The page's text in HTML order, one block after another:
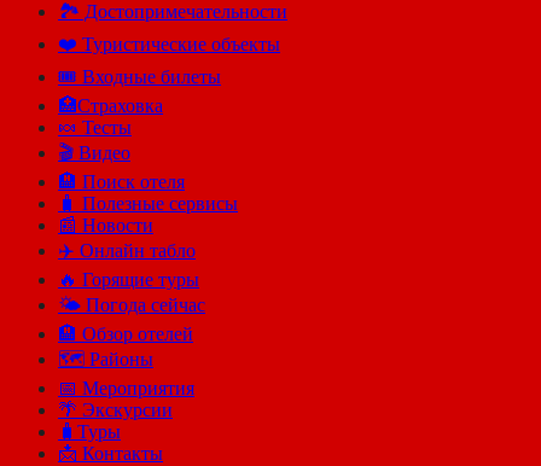
🏞️ Достопримечательности
❤️ Туристические объекты
🎟️ Входные билеты
🏥Страховка
🍬 Тесты
🎬 Видео
🏨 Поиск отеля
🧳 Полезные сервисы
📰 Новости
✈️ Онлайн табло
🔥 Горящие туры
🌤️ Погода сейчас
🏨 Обзор отелей
🗺 Районы
📅 Мероприятия
🌴 Экскурсии
🧳Туры
📩 Контакты